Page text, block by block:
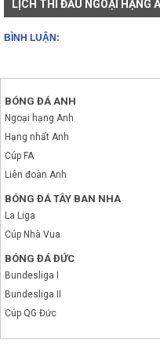
LỊCH THI ĐẤU NGOẠI HẠNG
BÌNH LUẬN:
BÓNG ĐÁ ANH
Ngoại hạng Anh
Hạng nhất Anh
Cúp FA
Liên đoàn Anh
BÓNG ĐÁ TÂY BAN NHA
La Liga
Cúp Nhà Vua
BÓNG ĐÁ ĐỨC
Bundesliga I
Bundesliga II
Cúp QG Đức